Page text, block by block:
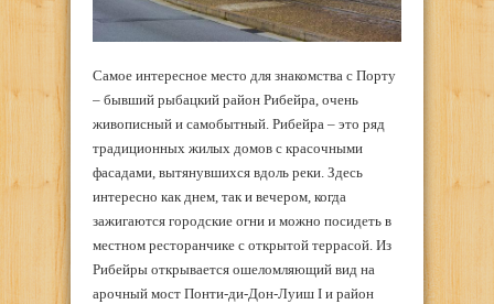
Самое интересное место для знакомства с Порту
– бывший рыбацкий район Рибейра, очень
живописный и самобытный. Рибейра – это ряд
традиционных жилых домов с красочными
фасадами, вытянувшихся вдоль реки. Здесь
интересно как днем, так и вечером, когда
зажигаются городские огни и можно посидеть в
местном ресторанчике с открытой террасой. Из
Рибейры открывается ошеломляющий вид на
арочный мост Понти-ди-Дон-Луиш I и район